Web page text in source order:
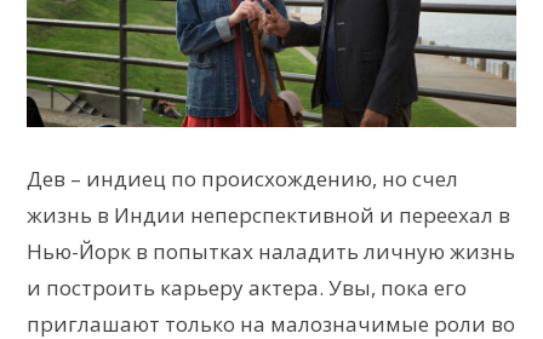
Дев – индиец по происхождению, но счел
жизнь в Индии неперспективной и переехал в
Нью-Йорк в попытках наладить личную жизнь
и построить карьеру актера. Увы, пока его
приглашают только на малозначимые роли во